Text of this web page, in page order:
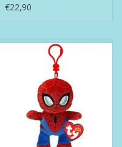
111600
€22,90